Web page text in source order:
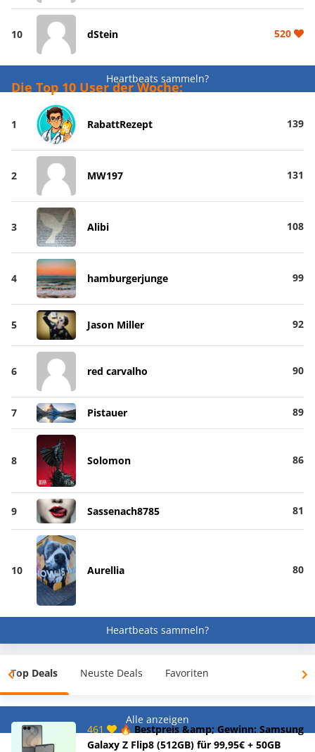
10 dStein 520
Heartbeats sammeln?
Die Top 10 User der Woche:
1 RabattRezept 139
2 MW197 131
3 Alibi 108
4 hamburgerjunge 99
5 Jason Miller 92
6 red carvalho 90
7 Pistauer 89
8 Solomon 86
9 Sassenach8785 81
10 Aurellia 80
Heartbeats sammeln?
Top Deals Neuste Deals Favoriten
Alle anzeigen
461
🔥 Bestpreis &amp; Gewinn: Samsung
Galaxy Z Flip8 (512GB) für 99,95€ + 50GB